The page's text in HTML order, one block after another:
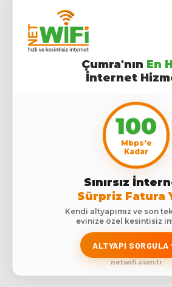
Çumra'nın En
İnternet
100
Mbps'e
Kadar
Sınırsız
Sürpriz Fatura
Kendi altyapımız ve son
evinize özel kesintisiz
ALTYAPI SORGULA
netwifi.com.tr